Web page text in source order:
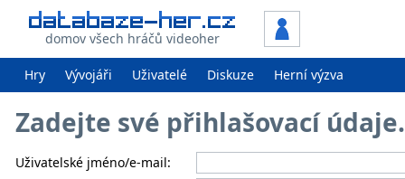
domov všech hráčů videoher
Hry Vývojáři Uživatelé Diskuze Herní výzva
Zadejte své přihlašovací
Uživatelské jméno/e-mail: